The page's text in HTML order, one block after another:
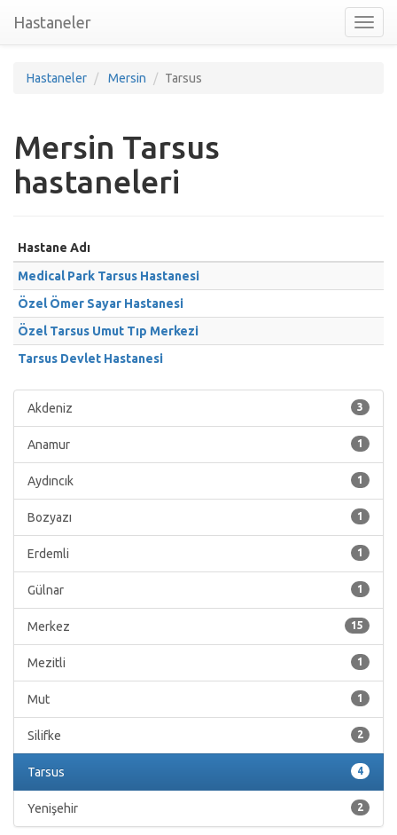
nav
Hastaneler
Hastaneler Mersin Tarsus
Mersin Tarsus
hastaneleri
Hastane Adı
Medical Park Tarsus Hastanesi
Özel Ömer Sayar Hastanesi
Özel Tarsus Umut Tıp Merkezi
Tarsus Devlet Hastanesi
3
Akdeniz
1
Anamur
1
Aydıncık
1
Bozyazı
1
Erdemli
1
Gülnar
15
Merkez
1
Mezitli
1
Mut
2
Silifke
4
Tarsus
2
Yenişehir